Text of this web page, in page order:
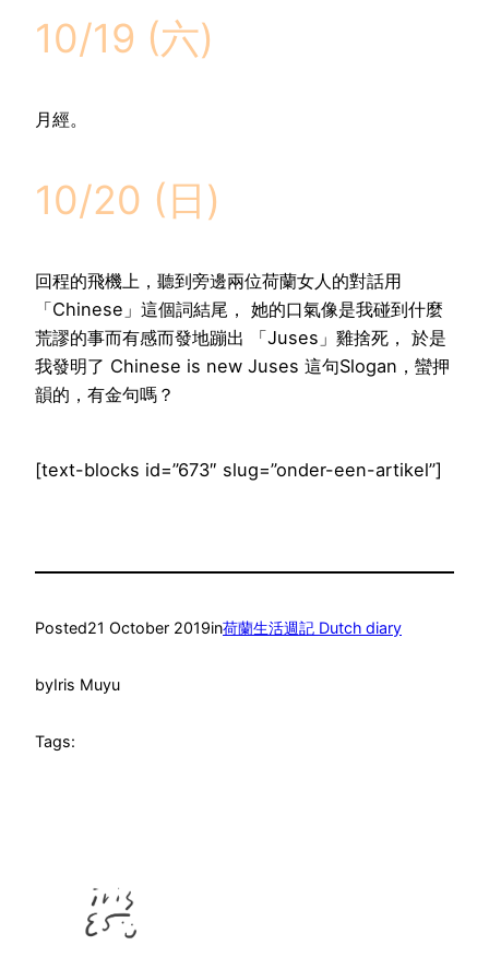
10/19 (六)
月經。
10/20 (日)
回程的飛機上，聽到旁邊兩位荷蘭女人的對話用
「Chinese」這個詞結尾， 她的口氣像是我碰到什麼
荒謬的事而有感而發地蹦出 「Juses」雞捨死， 於是
我發明了 Chinese is new Juses 這句Slogan，蠻押
韻的，有金句嗎？
[text-blocks id=”673″ slug=”onder-een-artikel”]
Posted21 October 2019in荷蘭生活週記 Dutch diary
byIris Muyu
Tags: